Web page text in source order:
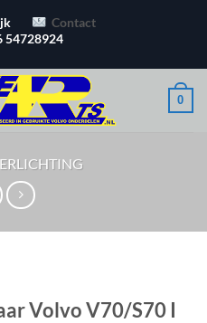
Contact
54728924
0
Volvo V70/S70 I